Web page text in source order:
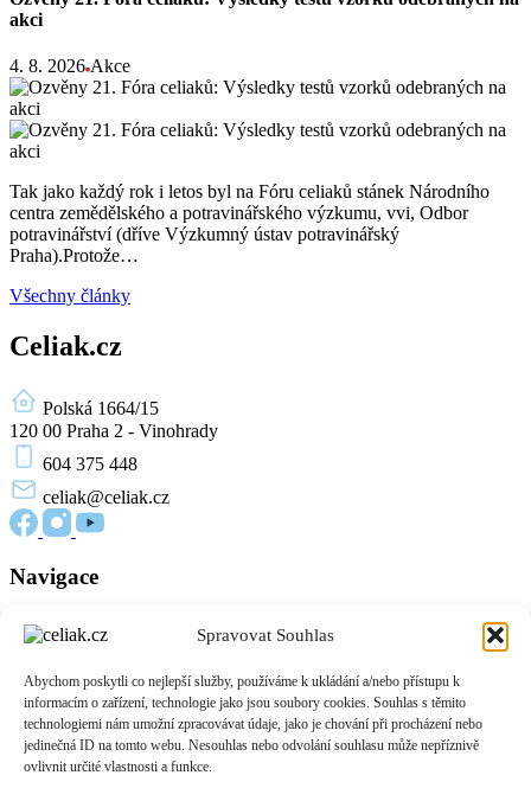
Spravovat Souhlas
Abychom poskytli co nejlepší služby, používáme k ukládání a/nebo přístupu k
informacím o zařízení, technologie jako jsou soubory cookies. Souhlas s těmito
technologiemi nám umožní zpracovávat údaje, jako je chování při procházení nebo
jedinečná ID na tomto webu. Nesouhlas nebo odvolání souhlasu může nepříznivě
ovlivnit určité vlastnosti a funkce.
akci
4. 8. 2026 Akce
Tak jako každý rok i letos byl na Fóru celiaků stánek Národního
centra zemědělského a potravinářského výzkumu, vvi, Odbor
potravinářství (dříve Výzkumný ústav potravinářský
Praha).Protože…
Všechny články
Celiak.cz
Polská 1664/15
120 00 Praha 2 - Vinohrady
604 375 448
celiak@celiak.cz
Navigace
Edukační materiály
Přihlášení
Zásady cookies (EU)
Informace